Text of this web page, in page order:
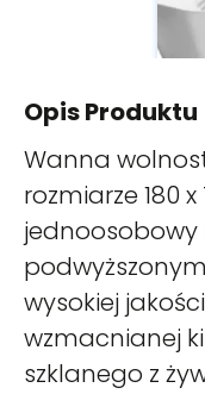
Opis Produktu
Wanna
rozmiarze 180
wysokiej
wzmacnianej
szklanego z